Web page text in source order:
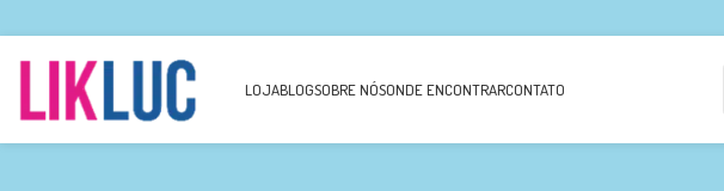
LOJABLOGSOBRE NÓSONDE ENCONTRARCONTATO